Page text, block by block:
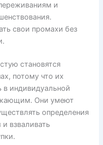
и
свои промахи без
становятся
потому что их
в индивидуальной
Они умеют
определения
взваливать